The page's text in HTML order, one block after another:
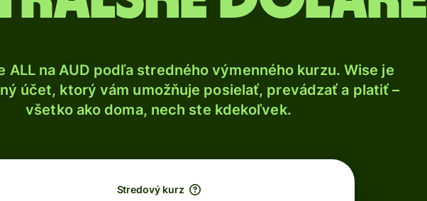
ALL na AUD podľa stredného výmenného kurzu. Wise je
účet, ktorý vám umožňuje posielať, prevádzať a platiť –
všetko ako doma, nech ste kdekoľvek.
Stredový kurz